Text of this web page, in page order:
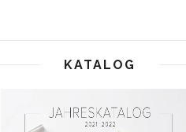
KATALOG